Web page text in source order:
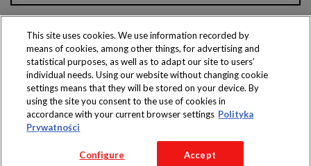
Produkty dostępne
wyłącznie w sklepach
Copyright 2016 Jeronimo Martins Polska S.A.
Regulamin serwisu
Polityka prywatności
This site uses cookies. We use information recorded by
means of cookies, among other things, for advertising and
statistical purposes, as well as to adapt our site to users’
individual needs. Using our website without changing cookie
settings means that they will be stored on your device. By
using the site you consent to the use of cookies in
accordance with your current browser settings Polityka
Prywatności
Configure Accept